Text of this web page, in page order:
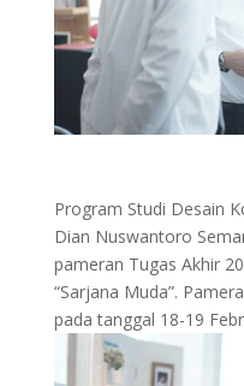
Program Studi Desain
Dian Nuswantoro
pameran Tugas Akhir
“Sarjana Muda”.
pada tanggal 18-19